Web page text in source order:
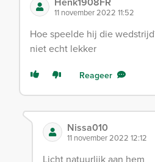
11 november 2022 11:52
Hoe speelde hij die
niet echt lekker
Reageer
Nissa010
11 november 2022 12:12